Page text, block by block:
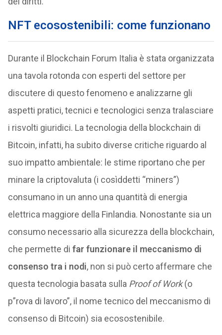
NFT ecosostenibili: come funzionano
Durante il Blockchain Forum Italia è stata organizzata
una tavola rotonda con esperti del settore per
discutere di questo fenomeno e analizzarne gli
aspetti pratici, tecnici e tecnologici senza tralasciare
i risvolti giuridici. La tecnologia della blockchain di
Bitcoin, infatti, ha subito diverse critiche riguardo al
suo impatto ambientale: le stime riportano che per
minare la criptovaluta (i cosìddetti “miners”)
consumano in un anno una quantità di energia
elettrica maggiore della Finlandia. Nonostante sia un
consumo necessario alla sicurezza della blockchain,
che permette di far funzionare il meccanismo di
consenso tra i nodi, non si può certo affermare che
questa tecnologia basata sulla Proof of Work(o
p”rova di lavoro”, il nome tecnico del meccanismo di
consenso di Bitcoin) sia ecosostenibile.